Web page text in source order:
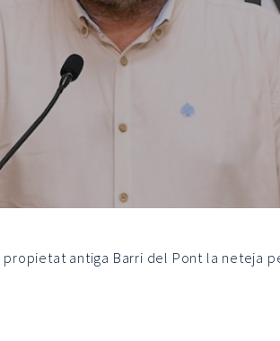
antiga Barri del Pont la neteja